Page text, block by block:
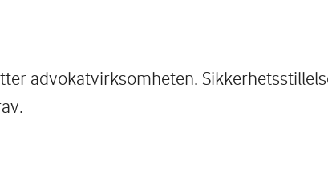
advokatvirksomheten.